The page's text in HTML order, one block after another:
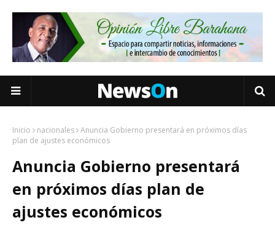
Inicio nacionales Anuncia Gobierno presentará en próximos días
plan de ajustes económicos
Anuncia Gobierno presentará
en próximos días plan de
ajustes económicos